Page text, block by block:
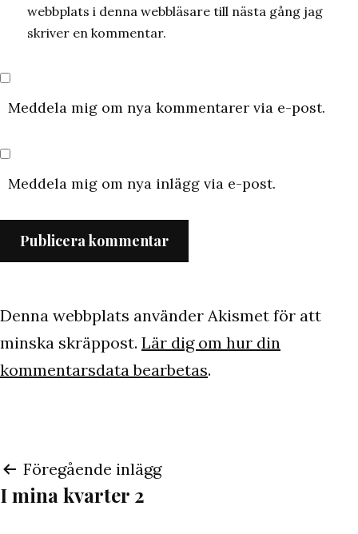
webbplats i denna webbläsare till nästa gång jag
skriver en kommentar.
Meddela mig om nya kommentarer via e-post.
Meddela mig om nya inlägg via e-post.
Denna webbplats använder Akismet för att
minska skräppost. Lär dig om hur din
kommentarsdata bearbetas.
Inläggsnavigering
Föregående inlägg
I mina kvarter 2